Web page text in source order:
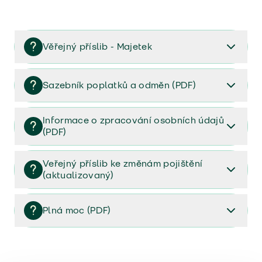
Věřejný příslib - Majetek
Věřejný příslib majetek 2023
Sazebník poplatků a odměn (PDF)
Sazebník poplatků a odměn (PDF)
Informace o zpracování osobních údajů
(PDF)
Informace o zpracování osobních údajů (PDF)
Veřejný příslib ke změnám pojištění
(aktualizovaný)
Veřejný příslib ke změnám pojištění (aktualizovaný)
Plná moc (PDF)